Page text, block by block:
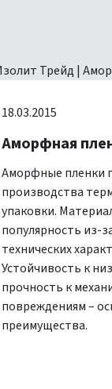
18.03.2015
Аморфная
Аморфные пленки
производства
упаковки.
популярность из-
технических
Устойчивость к
прочность к
повреждениям –
преимущества.